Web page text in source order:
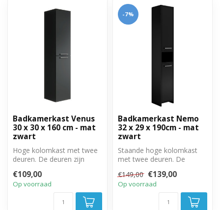
Badkamerkast Venus
30 x 30 x 160 cm - mat
zwart
Hoge kolomkast met twee
deuren. De deuren zijn
monteren.
€109,00
Op voorraad
-7%
Badkamerkast Nemo
32 x 29 x 190cm - mat
zwart
Staande hoge kolomkast
met twee deuren. De
rechtsom te mo...
€149,00 €139,00
Op voorraad